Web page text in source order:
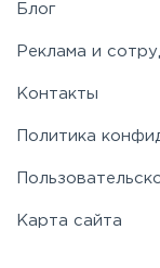
Блог
Реклама и
Контакты
Политика
Карта сайта